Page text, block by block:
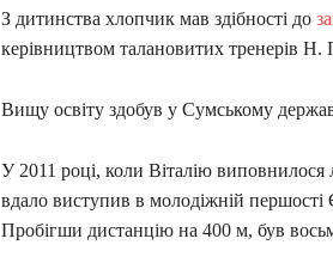
З дитинства хлопчик мав здібності до
керівництвом талановитих тренерів
Вищу освіту здобув у Сумському
У 2011 році, коли Віталію виповнилося
вдало виступив в молодіжній
Пробігши дистанцію на 400 м, був